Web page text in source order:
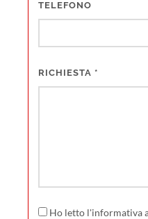
TELEFONO
RICHIESTA *
Ho letto l'informativa